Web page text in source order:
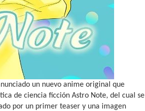
un nuevo anime original que
de ciencia ficción Astro Note, del cual se
por un primer teaser y una imagen